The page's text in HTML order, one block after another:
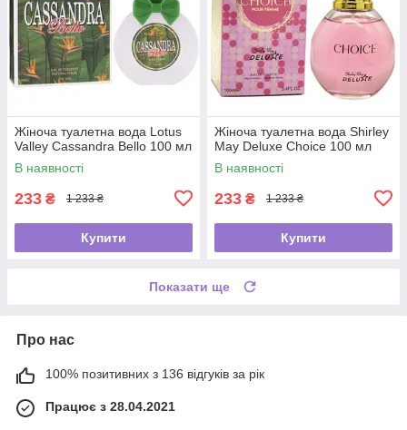
Жіноча туалетна вода Lotus
Valley Cassandra Bello 100 мл
В наявності
233 ₴ 1 233 ₴
Купити
Жіноча туалетна вода Shirley
May Deluxe Choice 100 мл
В наявності
233 ₴ 1 233 ₴
Купити
Показати ще
Про нас
100% позитивних з 136 відгуків за рік
Працює з 28.04.2021